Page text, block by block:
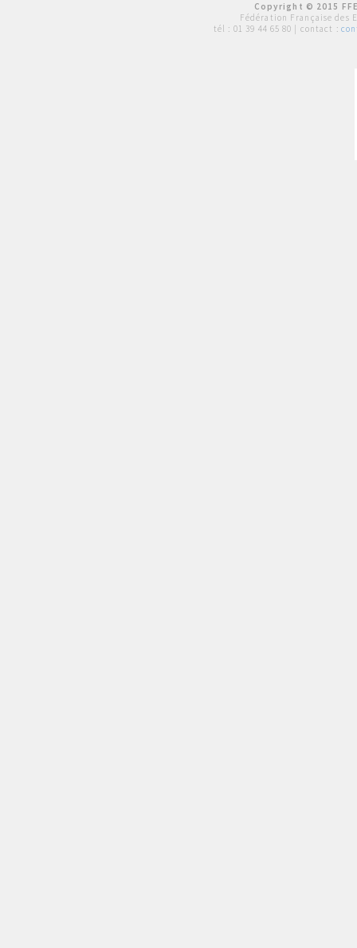
Copyright © 2015
Fédération Française des
tél : 01 39 44 65 80 | contact :